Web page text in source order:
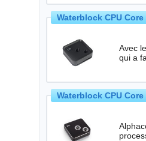
Waterblock CPU
Avec
qui a
Waterblock CPU